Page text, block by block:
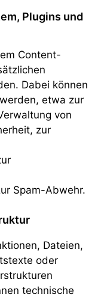
Plugins und
Content-
Dabei können
etwa zur
von
zur
Spam-Abwehr.
Dateien,
oder
technische